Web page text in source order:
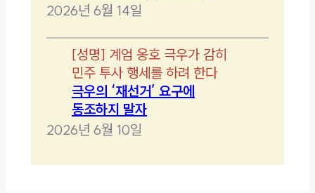
2026년 6월 14일
[성명] 계엄 옹호 극우가 감히
민주 투사 행세를 하려 한다
극우의 ‘재선거’ 요구에
동조하지 말자
2026년 6월 10일